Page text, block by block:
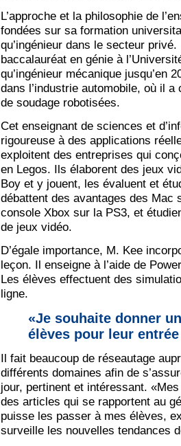
L’approche et la philosophie de
fondées sur sa formation
qu’ingénieur dans le secteur
baccalauréat en génie à
qu’ingénieur mécanique jusqu’en
dans l’industrie automobile, où il
de soudage robotisées.
Cet enseignant de sciences et
rigoureuse à des applications
exploitent des entreprises qui
en Legos. Ils élaborent des jeux
Boy et y jouent, les évaluent et
débattent des avantages des Mac
console Xbox sur la PS3, et
de jeux vidéo.
D’égale importance, M. Kee
leçon. Il enseigne à l’aide de
Les élèves effectuent des
ligne.
«Je souhaite donner
élèves pour leur
Il fait beaucoup de réseautage
différents domaines afin de
jour, pertinent et intéressant.
des articles qui se rapportent au
puisse les passer à mes élèves,
surveille les nouvelles tendances